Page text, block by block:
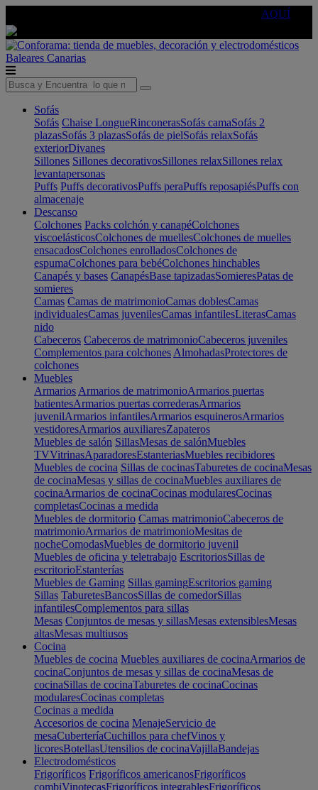
AQUÍ
Baleares Canarias
Sofás
Sofás Chaise LongueRinconerasSofás camaSofás 2
plazasSofás 3 plazasSofás de pielSofás relaxSofás
exteriorDivanes
Sillones Sillones decorativosSillones relaxSillones relax
levantapersonas
Puffs Puffs decorativosPuffs peraPuffs reposapiésPuffs con
almacenaje
Descanso
Colchones Packs colchón y canapéColchones
viscoelásticosColchones de muellesColchones de muelles
ensacadosColchones enrolladosColchones de
espumaColchones para bebéColchones hinchables
Canapés y bases CanapésBase tapizadasSomieresPatas de
somieres
Camas Camas de matrimonioCamas doblesCamas
individualesCamas juvenilesCamas infantilesLiterasCamas
nido
Cabeceros Cabeceros de matrimonioCabeceros juveniles
Complementos para colchones AlmohadasProtectores de
colchones
Muebles
Armarios Armarios de matrimonioArmarios puertas
batientesArmarios puertas correderasArmarios
juvenilArmarios infantilesArmarios esquinerosArmarios
vestidoresArmarios auxiliaresZapateros
Muebles de salón SillasMesas de salónMuebles
TVVitrinasAparadoresEstanteriasMuebles recibidores
Muebles de cocina Sillas de cocinasTaburetes de cocinaMesas
de cocinaMesas y sillas de cocinaMuebles auxiliares de
cocinaArmarios de cocinaCocinas modularesCocinas
completasCocinas a medida
Muebles de dormitorio Camas matrimonioCabeceros de
matrimonioArmarios de matrimonioMesitas de
nocheComodasMuebles de dormitorio juvenil
Muebles de oficina y teletrabajo EscritoriosSillas de
escritorioEstanterías
Muebles de Gaming Sillas gamingEscritorios gaming
Sillas TaburetesBancosSillas de comedorSillas
infantilesComplementos para sillas
Mesas Conjuntos de mesas y sillasMesas extensiblesMesas
altasMesas multiusos
Cocina
Muebles de cocina Muebles auxiliares de cocinaArmarios de
cocinaConjuntos de mesas y sillas de cocinaMesas de
cocinaSillas de cocinaTaburetes de cocinaCocinas
modularesCocinas completas
Cocinas a medida
Accesorios de cocina MenajeServicio de
mesaCuberteríaCuchillos para chefVinos y
licoresBotellasUtensilios de cocinaVajillaBandejas
Electrodomésticos
Frigoríficos Frigoríficos americanosFrigoríficos
combiVinotecasFrigoríficos integrablesFrigoríficos